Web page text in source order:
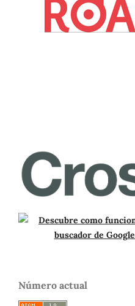
Número actual